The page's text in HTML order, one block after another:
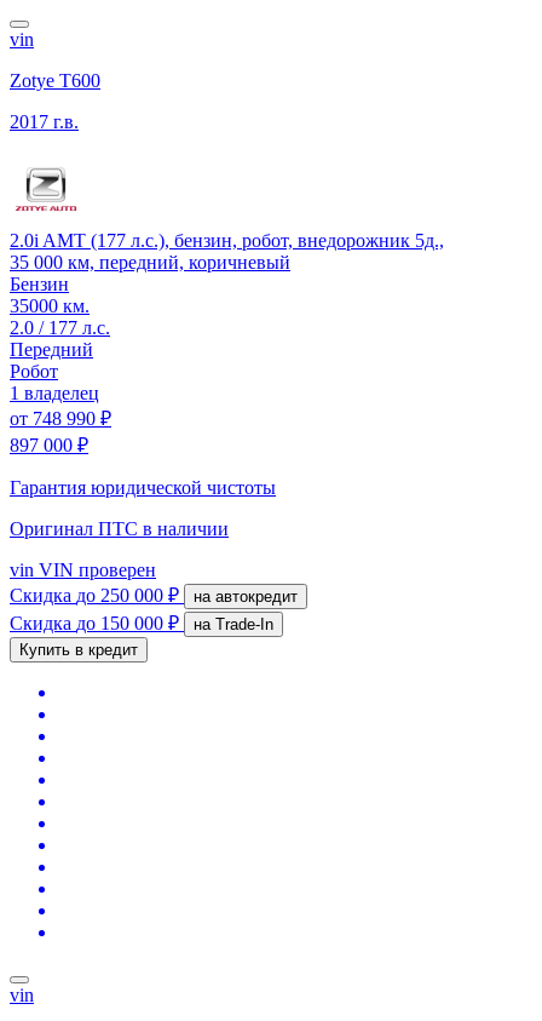
vin
Zotye T600
2017 г.в.
2.0i AMT (177 л.с.), бензин, робот, внедорожник 5д.,
35 000 км, передний, коричневый
Бензин
35000 км.
2.0 / 177 л.с.
Передний
Робот
1 владелец
от 748 990 ₽
897 000 ₽
Гарантия юридической чистоты
Оригинал ПТС в наличии
vin VIN проверен
Скидка до 250 000 ₽ на автокредит
Скидка до 150 000 ₽
на Trade-In
Купить в кредит
vin